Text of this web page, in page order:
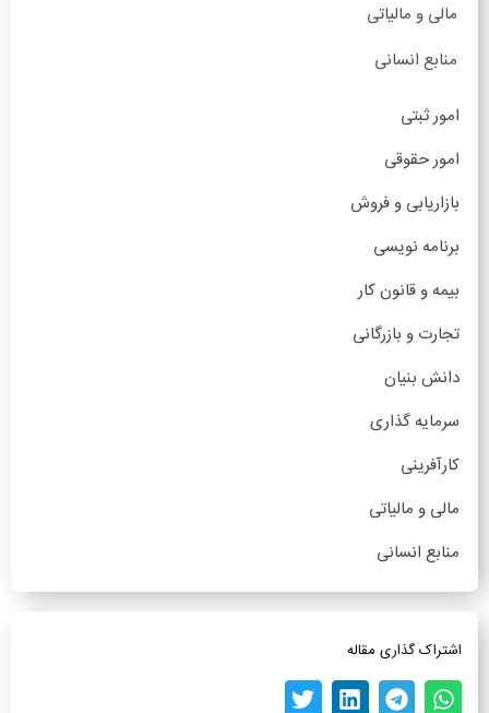
مالی و مالیاتی
منابع انسانی
امور ثبتی
امور حقوقی
بازاریابی و فروش
برنامه نویسی
بیمه و قانون کار
تجارت و بازرگانی
دانش بنیان
سرمایه گذاری
کارآفرینی
مالی و مالیاتی
منابع انسانی
اشتراک گذاری مقاله